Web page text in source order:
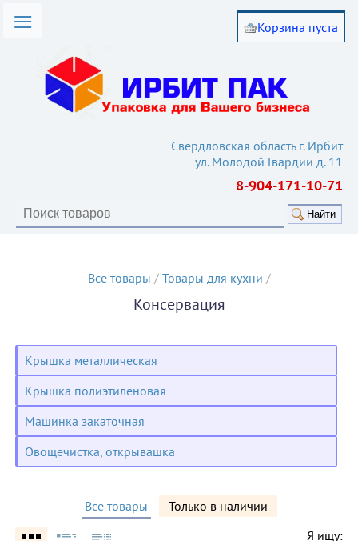
товаров
работы
Свердловская область г. Ирбит
ул. Молодой Гвардии д. 11
8-904-171-10-71
Корзина пуста
Найти
Все товары / Товары для кухни /
Консервация
Крышка металлическая
Крышка полиэтиленовая
Машинка закаточная
Овощечистка, открывашка
Все товары
Только в наличии
Я ищу: